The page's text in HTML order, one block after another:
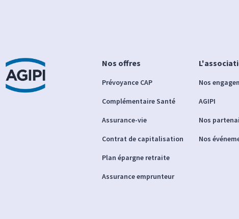
Nos offres
Prévoyance CAP
Complémentaire Santé
Assurance-vie
Contrat de capitalisation
Plan épargne retraite
Assurance emprunteur
Nos
AGIPI
Nos
Nos